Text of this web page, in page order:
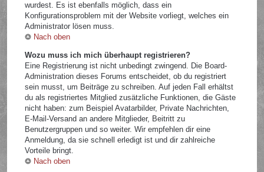
wurdest. Es ist ebenfalls möglich, dass ein
Konfigurationsproblem mit der Website vorliegt, welches ein
Administrator lösen muss.
Nach oben
Wozu muss ich mich überhaupt registrieren?
Eine Registrierung ist nicht unbedingt zwingend. Die Board-
Administration dieses Forums entscheidet, ob du registriert
sein musst, um Beiträge zu schreiben. Auf jeden Fall erhältst
du als registriertes Mitglied zusätzliche Funktionen, die Gäste
nicht haben: zum Beispiel Avatarbilder, Private Nachrichten,
E-Mail-Versand an andere Mitglieder, Beitritt zu
Benutzergruppen und so weiter. Wir empfehlen dir eine
Anmeldung, da sie schnell erledigt ist und dir zahlreiche
Vorteile bringt.
Nach oben